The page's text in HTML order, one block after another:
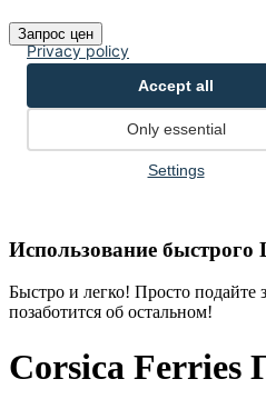
Запрос цен
Использование
Быстро и легко! Просто подайте
позаботится об остальном!
Corsica Ferries